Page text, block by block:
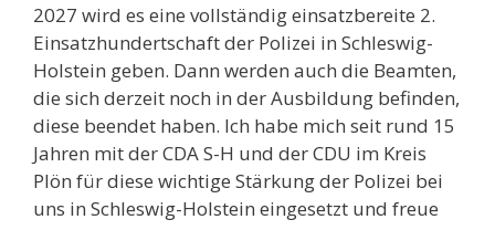
2027 wird es eine vollständig einsatzbereite 2.
Einsatzhundertschaft der Polizei in Schleswig-
Holstein geben. Dann werden auch die Beamten,
die sich derzeit noch in der Ausbildung befinden,
diese beendet haben. Ich habe mich seit rund 15
Jahren mit der CDA S-H und der CDU im Kreis
Plön für diese wichtige Stärkung der Polizei bei
uns in Schleswig-Holstein eingesetzt und freue